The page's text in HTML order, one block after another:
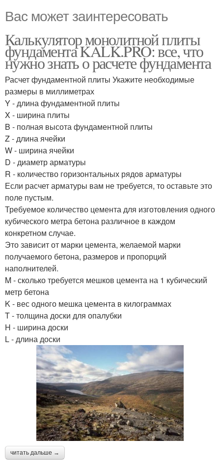
Вас может заинтересовать
Калькулятор монолитной плиты
фундамента KALK.PRO: все, что
нужно знать о расчете фундамента
Расчет фундаментной плиты Укажите необходимые
размеры в миллиметрах
Y - длина фундаментной плиты
X - ширина плиты
B - полная высота фундаментной плиты
Z - длина ячейки
W - ширина ячейки
D - диаметр арматуры
R - количество горизонтальных рядов арматуры
Если расчет арматуры вам не требуется, то оставьте это
поле пустым.
Требуемое количество цемента для изготовления одного
кубического метра бетона различное в каждом
конкретном случае.
Это зависит от марки цемента, желаемой марки
получаемого бетона, размеров и пропорций
наполнителей.
M - сколько требуется мешков цемента на 1 кубический
метр бетона
K - вес одного мешка цемента в килограммах
T - толщина доски для опалубки
H - ширина доски
L - длина доски
читать дальше →